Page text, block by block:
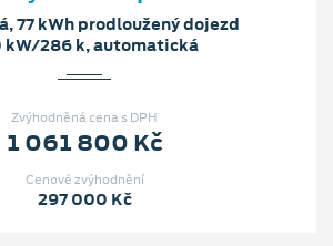
77 kWh prodloužený dojezd
kW/286 k, automatická
Zvýhodněná cena s DPH
1 061 800 Kč
Cenové zvýhodnění
297 000 Kč